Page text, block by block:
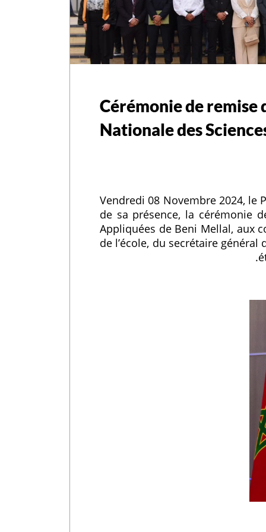
Cérémonie de remise
Nationale des
Vendredi 08 Novembre 2024, le
de sa présence, la cérémonie
Appliquées de Beni Mellal, aux
de l’école, du secrétaire